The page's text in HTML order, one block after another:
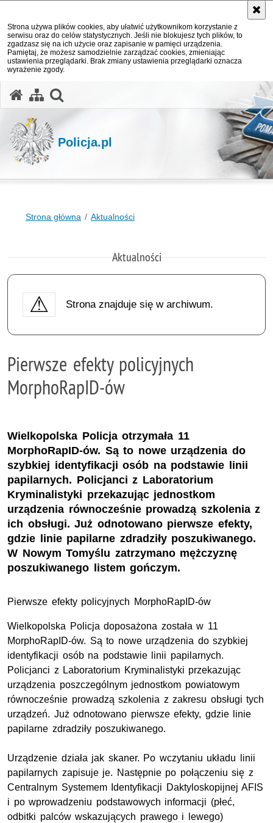
Strona używa plików cookies, aby ułatwić użytkownikom korzystanie z
serwisu oraz do celów statystycznych. Jeśli nie blokujesz tych plików, to
zgadzasz się na ich użycie oraz zapisanie w pamięci urządzenia.
Pamiętaj, że możesz samodzielnie zarządzać cookies, zmieniając
ustawienia przeglądarki. Brak zmiany ustawienia przeglądarki oznacza
wyrażenie zgody.
Policja.pl
Strona główna Aktualności
Aktualności
Strona znajduje się w archiwum.
Pierwsze efekty policyjnych
MorphoRapID-ów
Wielkopolska Policja otrzymała 11
MorphoRapID-ów. Są to nowe urządzenia do
szybkiej identyfikacji osób na podstawie linii
papilarnych. Policjanci z Laboratorium
Kryminalistyki przekazując jednostkom
urządzenia równocześnie prowadzą szkolenia z
ich obsługi. Już odnotowano pierwsze efekty,
gdzie linie papilarne zdradziły poszukiwanego.
W Nowym Tomyślu zatrzymano mężczyznę
poszukiwanego listem gończym.
Pierwsze efekty policyjnych MorphoRapID-ów
Wielkopolska Policja doposażona została w 11
MorphoRapID-ów. Są to nowe urządzenia do szybkiej
identyfikacji osób na podstawie linii papilarnych.
Policjanci z Laboratorium Kryminalistyki przekazując
urządzenia poszczególnym jednostkom powiatowym
równocześnie prowadzą szkolenia z zakresu obsługi tych
urządzeń. Już odnotowano pierwsze efekty, gdzie linie
papilarne zdradziły poszukiwanego.
Urządzenie działa jak skaner. Po wczytaniu układu linii
papilarnych zapisuje je. Następnie po połączeniu się z
Centralnym Systemem Identyfikacji Daktyloskopijnej AFIS
i po wprowadzeniu podstawowych informacji (płeć,
odbitki palców wskazujących prawego i lewego)